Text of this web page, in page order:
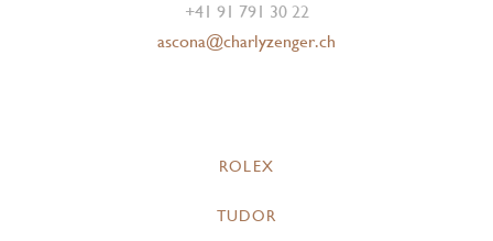
+41 91 791 30 22
ascona@charlyzenger.ch
ROLEX
TUDOR